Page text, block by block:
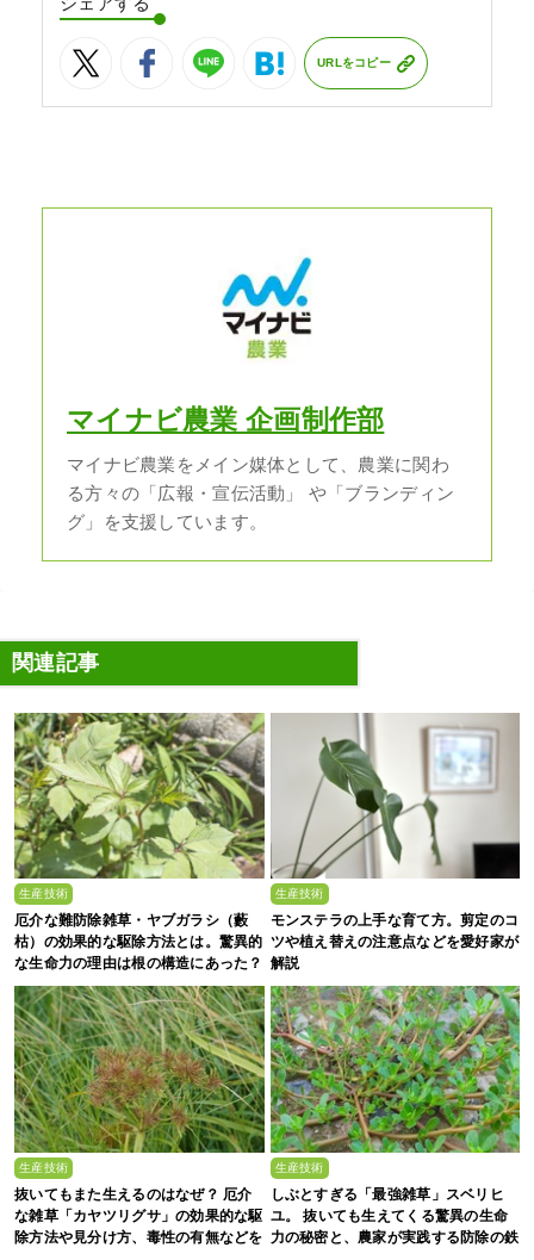
URLをコピー
マイナビ農業 企画制作部
マイナビ農業をメイン媒体として、農業に関わ
る方々の「広報・宣伝活動」 や「ブランディン
グ」を支援しています。
関連記事
生産技術
厄介な難防除雑草・ヤブガラシ（藪
枯）の効果的な駆除方法とは。驚異的
な生命力の理由は根の構造にあった？
生産技術
モンステラの上手な育て方。剪定のコ
ツや植え替えの注意点などを愛好家が
解説
生産技術
抜いてもまた生えるのはなぜ？ 厄介
な雑草「カヤツリグサ」の効果的な駆
除方法や見分け方、毒性の有無などを
生産技術
しぶとすぎる「最強雑草」スベリヒ
ユ。 抜いても生えてくる驚異の生命
力の秘密と、農家が実践する防除の鉄